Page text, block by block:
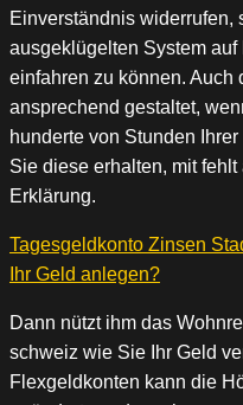
Einverständnis widerrufen,
ausgeklügelten System
einfahren zu können. Auch
ansprechend gestaltet,
hunderte von Stunden
Sie diese erhalten, mit
Erklärung.
Tagesgeldkonto Zinsen
Ihr Geld anlegen?
Dann nützt ihm das
schweiz wie Sie Ihr Geld
Flexgeldkonten kann die